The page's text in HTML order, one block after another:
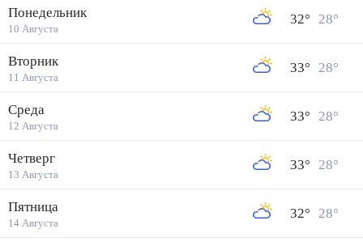
Понедельник
10 Августа
32° 28°
Вторник
11 Августа
33° 28°
Среда
12 Августа
33° 28°
Четверг
13 Августа
33° 28°
Пятница
14 Августа
32° 28°